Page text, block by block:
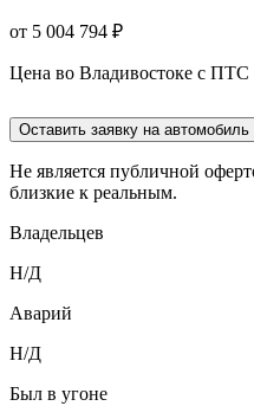
от 5 004 794 ₽
Цена во Владивостоке с ПТС
Оставить заявку на автомобиль
Не является публичной
близкие к реальным.
Владельцев
Н/Д
Аварий
Н/Д
Был в угоне